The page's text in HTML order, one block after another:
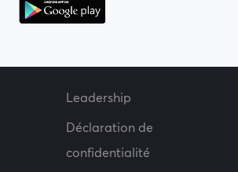
Leadership
Déclaration de
confidentialité